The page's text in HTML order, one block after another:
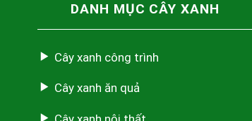
DANH MỤC CÂY XANH
Cây xanh công trình
Cây xanh ăn quả